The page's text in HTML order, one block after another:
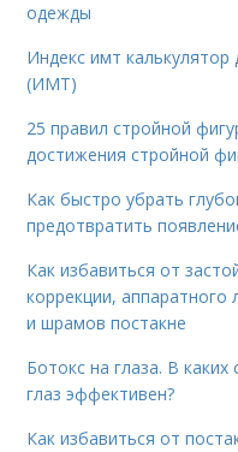
одежды
Индекс имт
(ИМТ)
25 правил стройной
достижения стройной
Как быстро убрать
предотвратить
Как избавиться от
коррекции, аппаратного
и шрамов постакне
Ботокс на глаза. В
глаз эффективен?
Как избавиться от